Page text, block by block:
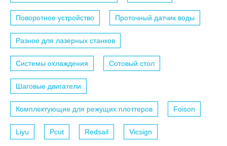
Поворотное устройство Проточный датчик воды
Разное для лазерных станков
Системы охлаждения Сотовый стол
Шаговые двигатели
Комплектующие для режущих плоттеров Foison
Liyu Pcut Redsail Vicsign